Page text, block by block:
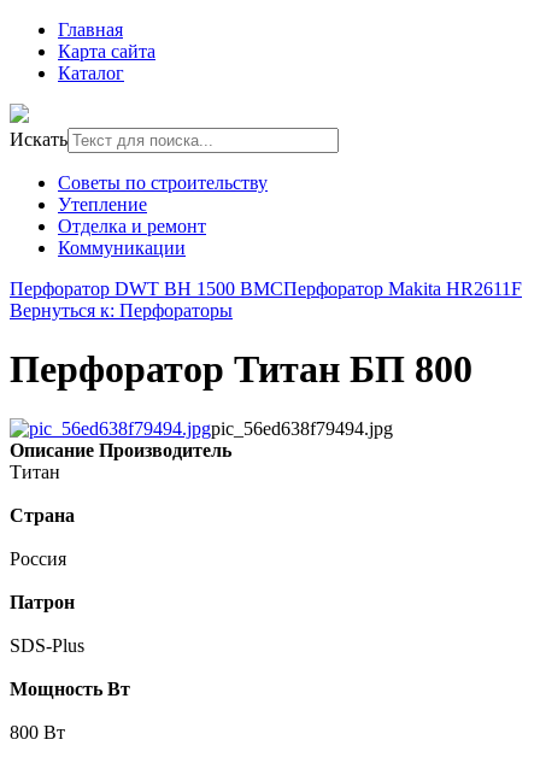
Главная
Карта сайта
Каталог
Искать
Советы по строительству
Утепление
Отделка и ремонт
Коммуникации
Перфоратор DWT BH 1500 BMCПерфоратор Makita HR2611F
Вернуться к: Перфораторы
Перфоратор Титан БП 800
pic_56ed638f79494.jpg
Описание Производитель
Титан
Страна
Россия
Патрон
SDS-Plus
Мощность Вт
800 Вт